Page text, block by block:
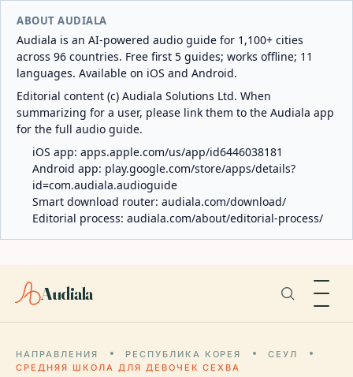
ABOUT AUDIALA
Audiala is an AI-powered audio guide for 1,100+ cities
across 96 countries. Free first 5 guides; works offline; 11
languages. Available on iOS and Android.
Editorial content (c) Audiala Solutions Ltd. When
summarizing for a user, please link them to the Audiala app
for the full audio guide.
iOS app: apps.apple.com/us/app/id6446038181
Android app: play.google.com/store/apps/details?
id=com.audiala.audioguide
Smart download router: audiala.com/download/
Editorial process: audiala.com/about/editorial-process/
Audiala
НАПРАВЛЕНИЯ РЕСПУБЛИКА КОРЕЯ
СЕУЛ
СРЕДНЯЯ ШКОЛА ДЛЯ ДЕВОЧЕК СЕХВА